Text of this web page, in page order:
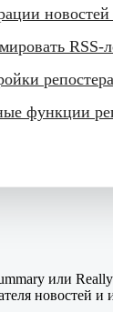
репостера
функции
или
новостей